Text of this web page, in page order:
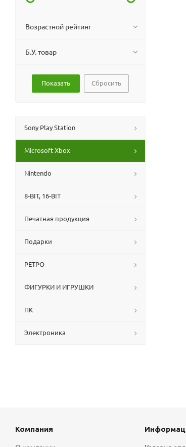
Возрастной рейтинг
Б.У. товар
Сбросить
Sony Play Station
Microsoft Xbox
Nintendo
8-BIT, 16-BIT
Печатная продукция
Подарки
РЕТРО
ФИГУРКИ И ИГРУШКИ
ПК
Электроника
Компания